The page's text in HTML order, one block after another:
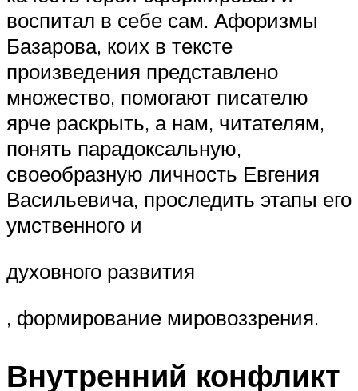
воспитал в себе сам. Афоризмы
Базарова, коих в тексте
произведения представлено
множество, помогают писателю
ярче раскрыть, а нам, читателям,
понять парадоксальную,
своеобразную личность Евгения
Васильевича, проследить этапы его
умственного и
духовного развития
, формирование мировоззрения.
Внутренний конфликт